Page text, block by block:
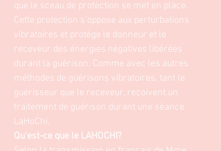
que le sceau de protection se met en place.
Cette protection s’oppose aux perturbations
vibratoires et protège le donneur et le
receveur des énergies négatives libérées
durant la guérison. Comme avec les autres
méthodes de guérisons vibratoires, tant le
guérisseur que le receveur, reçoivent un
traitement de guérison durant une séance
LaHoChi.
Qu'est-ce que le LAHOCHI?